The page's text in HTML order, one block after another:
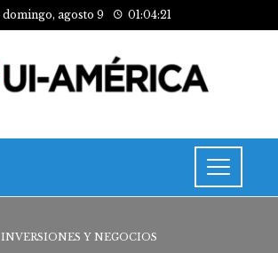
domingo, agosto 9 01:04:21
INVERSIONES Y NEGOCIOS